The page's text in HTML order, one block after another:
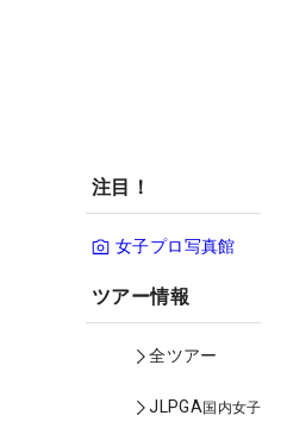
注目！
女子プロ写真館
ツアー情報
全ツアー
JLPGA国内女子